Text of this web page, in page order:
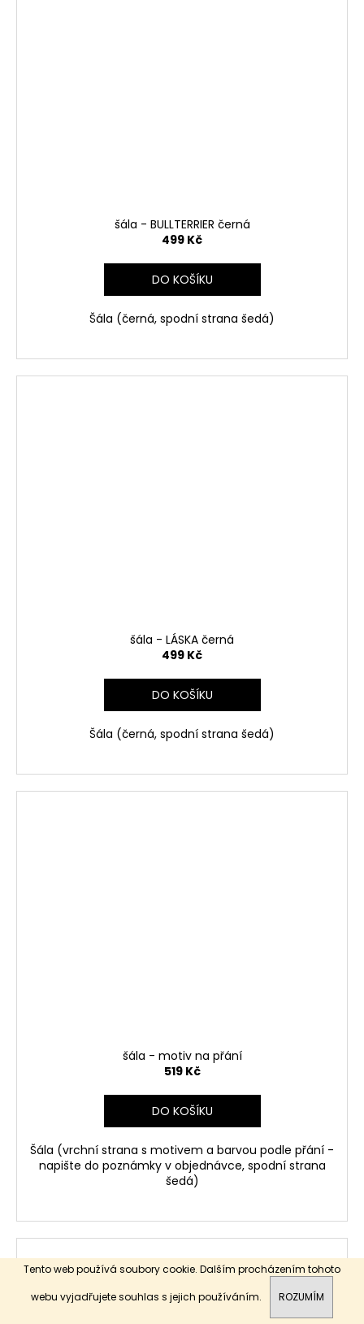
Tento web používá soubory cookie. Dalším procházením tohoto
webu vyjadřujete souhlas s jejich používáním.
ROZUMÍM
šála - BULLTERRIER černá
499 Kč
DO KOŠÍKU
Šála (černá, spodní strana šedá)
šála - LÁSKA černá
499 Kč
DO KOŠÍKU
Šála (černá, spodní strana šedá)
šála - motiv na přání
519 Kč
DO KOŠÍKU
Šála (vrchní strana s motivem a barvou podle přání -
napište do poznámky v objednávce, spodní strana
šedá)